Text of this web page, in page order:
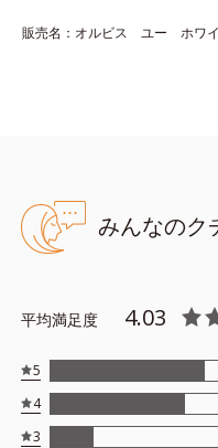
120g（医薬部
せ、顔全体になじませて洗
使用目安：大きめのパール
れ防止有効成分●W.H.アミ
保湿成分●肌なじみアップ
アルコールフリー●弱酸性
販売名：オルビス ユー ホワ
みんなのク
平均満足度 4.03
5
4
3